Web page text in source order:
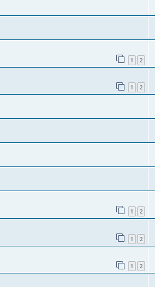
1 2
1 2
1 2
1 2
1 2